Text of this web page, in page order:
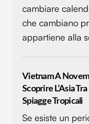
cambiare
che cambiano
appartiene alla
Vietnam A
Scoprire L’Asia
Spiagge Tropicali
Se esiste un